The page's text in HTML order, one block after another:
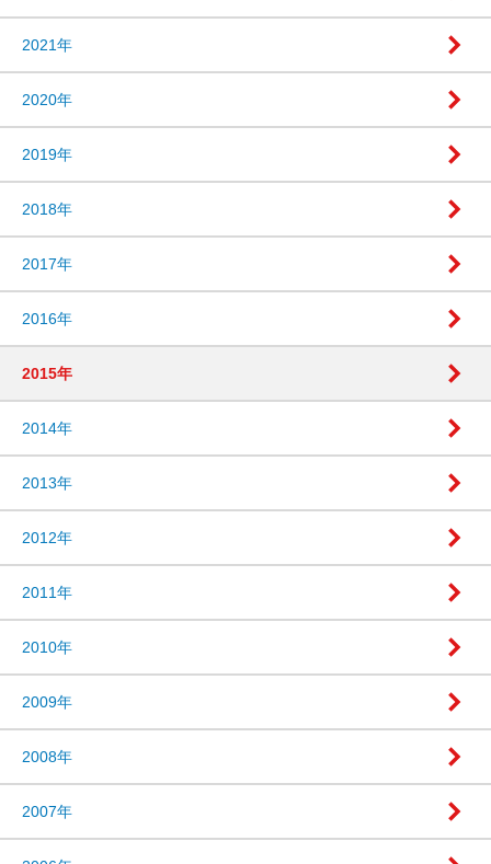
2021年
2020年
2019年
2018年
2017年
2016年
2015年
2014年
2013年
2012年
2011年
2010年
2009年
2008年
2007年